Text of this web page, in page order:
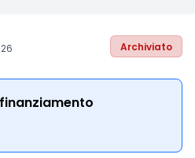
Archiviato